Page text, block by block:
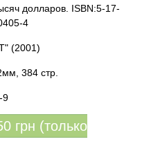
долларов. ISBN:5-17-
4
(2001)
384 стр.
9
грн (только